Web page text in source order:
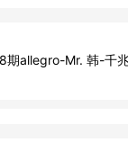
期allegro-Mr. 韩-千